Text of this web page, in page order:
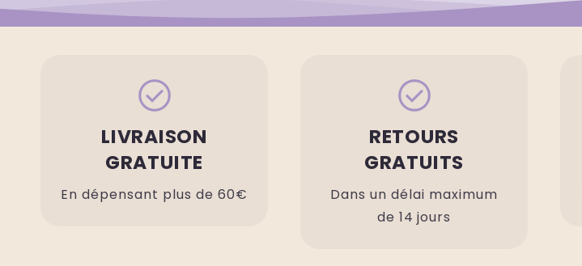
check_circle
LIVRAISON
GRATUITE
En dépensant plus de 60€
check_circle
RETOURS
GRATUITS
Dans un délai maximum
de 14 jours